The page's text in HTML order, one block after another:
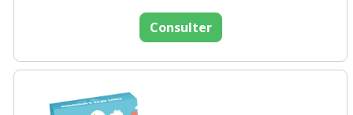
Consulter